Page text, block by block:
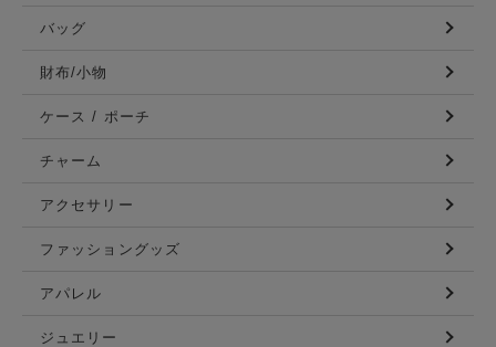
バッグ
財布/小物
ケース / ポーチ
チャーム
アクセサリー
ファッショングッズ
アパレル
ジュエリー